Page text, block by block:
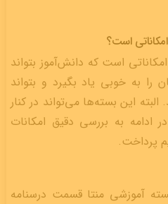
است؟
است که دانش‌آموز بتواند
به خوبی یاد بگیرد و بتواند
این بسته‌ها می‌تواند در کنار
ادامه به بررسی دقیق امکانات
پرداخت.
آموزشی منتا قسمت درسنامه